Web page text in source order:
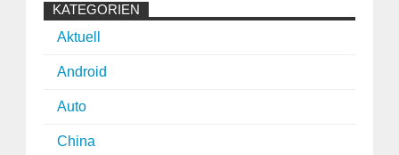
KATEGORIEN
Aktuell
Android
Auto
China